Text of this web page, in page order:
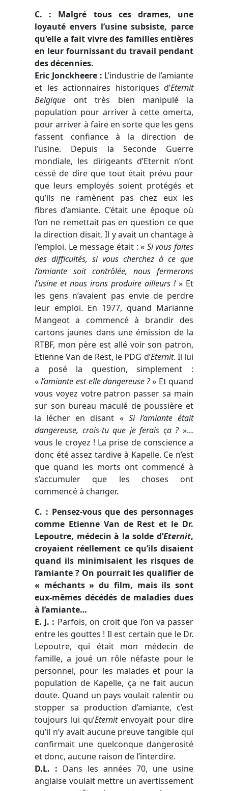
C. : Malgré tous ces drames, une
loyauté envers l’usine subsiste, parce
qu'elle a fait vivre des familles entières
en leur fournissant du travail pendant
des décennies.
Eric Jonckheere : L’industrie de l’amiante
et les actionnaires historiques d’Eternit
Belgique ont très bien manipulé la
population pour arriver à cette omerta,
pour arriver à faire en sorte que les gens
fassent confiance à la direction de
l’usine. Depuis la Seconde Guerre
mondiale, les dirigeants d’Eternitn’ont
cessé de dire que tout était prévu pour
que leurs employés soient protégés et
qu’ils ne ramènent pas chez eux les
fibres d’amiante. C’était une époque où
l’on ne remettait pas en question ce que
la direction disait. Il y avait un chantage à
l’emploi. Le message était :« Si vous faites
des difficultés, si vous cherchez à ce que
l’amiante soit contrôlée, nous fermerons
l’usine et nous irons produire ailleurs !» Et
les gens n’avaient pas envie de perdre
leur emploi. En 1977, quand Marianne
Mangeot a commencé à brandir des
cartons jaunes dans une émission de la
RTBF, mon père est allé voir son patron,
Etienne Van de Rest, le PDG d’Eternit. Il lui
a posé la question, simplement :
«l’amiante est-elle dangereuse ?» Et quand
vous voyez votre patron passer sa main
sur son bureau maculé de poussière et
la lécher en disant « Si l’amiante était
dangereuse, crois-tu que je ferais ça ?»…
vous le croyez ! La prise de conscience a
donc été assez tardive à Kapelle. Ce n’est
que quand les morts ont commencé à
s’accumuler que les choses ont
commencé à changer.
C. : Pensez-vous que des personnages
comme Etienne Van de Rest et le Dr.
Lepoutre, médecin à la solde d’Eternit,
croyaient réellement ce qu’ils disaient
quand ils minimisaient les risques de
l’amiante ? On pourrait les qualifier de
« méchants » du film, mais ils sont
eux-mêmes décédés de maladies dues
à l’amiante…
E. J. : Parfois, on croit que l’on va passer
entre les gouttes ! Il est certain que le Dr.
Lepoutre, qui était mon médecin de
famille, a joué un rôle néfaste pour le
personnel, pour les malades et pour la
population de Kapelle, ça ne fait aucun
doute. Quand un pays voulait ralentir ou
stopper sa production d’amiante, c’est
toujours lui qu’Eternitenvoyait pour dire
qu’il n’y avait aucune preuve tangible qui
confirmait une quelconque dangerosité
et donc, aucune raison de l’interdire.
D.L. : Dans les années 70, une usine
anglaise voulait mettre un avertissement